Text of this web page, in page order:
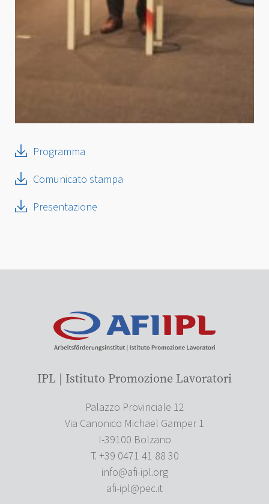
Programma
Comunicato stampa
Presentazione
IPL | Istituto Promozione Lavoratori
Palazzo Provinciale 12
Via Canonico Michael Gamper 1
I-39100 Bolzano
T. +39 0471 41 88 30
info@afi-ipl.org
afi-ipl@pec.it